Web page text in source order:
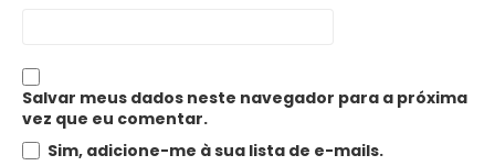
Salvar meus dados neste navegador para a próxima
vez que eu comentar.
Sim, adicione-me à sua lista de e-mails.